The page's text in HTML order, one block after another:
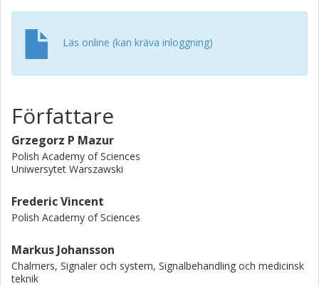
observable characteristics of the oscillating torus model. It
gives promising perspectives on the possibility of
constraining this model by studying the observed power
spectra of quasi-periodic oscillations.
Läs online (kan kräva inloggning)
Författare
Grzegorz P Mazur
Polish Academy of Sciences
Uniwersytet Warszawski
Frederic Vincent
Polish Academy of Sciences
Markus Johansson
Chalmers, Signaler och system, Signalbehandling och medicinsk
teknik